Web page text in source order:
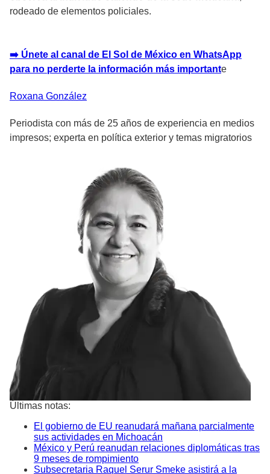
rodeado de elementos policiales.
➡️ Únete al canal de El Sol de México en WhatsApp
para no perderte la información más importante
Roxana González
Periodista con más de 25 años de experiencia en medios
impresos; experta en política exterior y temas migratorios
Últimas notas:
El gobierno de EU reanudará mañana parcialmente
sus actividades en Michoacán
México y Perú reanudan relaciones diplomáticas tras
9 meses de rompimiento
Subsecretaria Raquel Serur Smeke asistirá a la